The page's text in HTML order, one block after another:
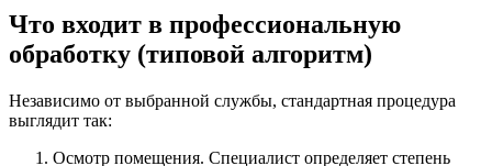
Что входит в профессиональную
обработку (типовой алгоритм)
Независимо от выбранной службы, стандартная процедура
выглядит так:
Осмотр помещения. Специалист определяет степень